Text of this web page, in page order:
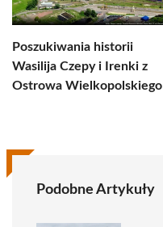
Poszukiwania historii
Wasilija Czepy i Irenki z
Ostrowa Wielkopolskiego
Podobne Artykuły